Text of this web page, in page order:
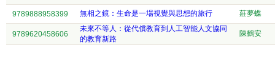
9789888958399 無相之鏡：生命是一場視覺與思想的旅行 莊夢蝶
9789620458606
未來不等人：從代償教育到人工智能人文協同
的教育新路
陳鶴安